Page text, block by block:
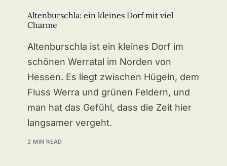
Altenburschla: ein kleines Dorf mit viel
Charme
Altenburschla ist ein kleines Dorf im
schönen Werratal im Norden von
Hessen. Es liegt zwischen Hügeln, dem
Fluss Werra und grünen Feldern, und
man hat das Gefühl, dass die Zeit hier
langsamer vergeht.
2 MIN READ